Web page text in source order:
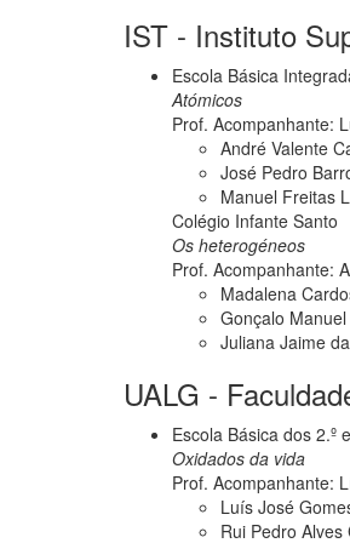
IST - Instituto
Escola Básica
Atómicos
Prof. Acompanhante:
André Valente
José Pedro
Manuel Freitas
Colégio Infante Santo
Os heterogéneos
Prof. Acompanhante:
Madalena
Gonçalo
Juliana Jaime
UALG -
Escola Básica dos 2.º
Oxidados da vida
Prof. Acompanhante:
Luís José
Rui Pedro Alves